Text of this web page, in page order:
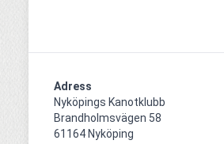
Adress
Nyköpings Kanotklubb
Brandholmsvägen 58
61164 Nyköping